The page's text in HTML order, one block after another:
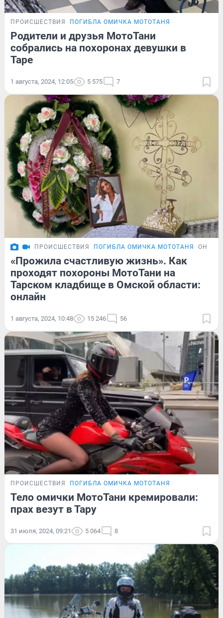
ПРОИСШЕСТВИЯ ПОГИБЛА ОМИЧКА МОТОТАНЯ
Родители и друзья МотоТани
собрались на похоронах девушки в
Таре
1 августа, 2024, 12:05 5 575 7
ПРОИСШЕСТВИЯ ПОГИБЛА ОМИЧКА МОТОТАНЯ
«Прожила счастливую жизнь». Как
проходят похороны МотоТани на
Тарском кладбище в Омской области:
онлайн
1 августа, 2024, 10:48 15 246 56
ПРОИСШЕСТВИЯ ПОГИБЛА ОМИЧКА МОТОТАНЯ
Тело омички МотоТани кремировали:
прах везут в Тару
31 июля, 2024, 09:21 5 064 8